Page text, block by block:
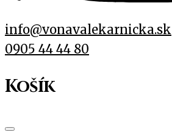
info@vonavalekarnicka.sk
0905 44 44 80
Košík